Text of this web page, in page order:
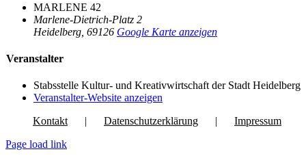
MARLENE 42
Marlene-Dietrich-Platz 2
Heidelberg 69126 Google Karte anzeigen
Veranstalter
Stabsstelle Kultur- und Kreativwirtschaft der Stadt Heidelberg
Veranstalter-Website anzeigen
Kontakt
Datenschutzerklärung
Impressum
Page load link